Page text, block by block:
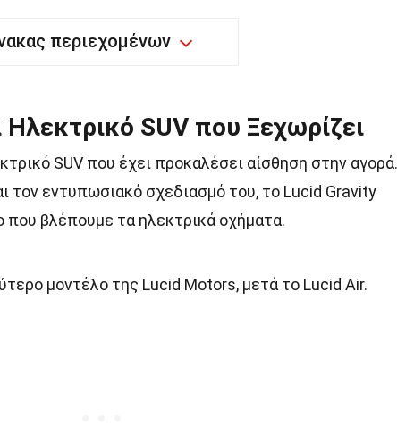
περιεχομένων
SUV που Ξεχωρίζει
SUV που έχει προκαλέσει αίσθηση στην αγορά.
τον εντυπωσιακό σχεδιασμό του, το Lucid Gravity
που βλέπουμε τα ηλεκτρικά οχήματα.
μοντέλο της Lucid Motors, μετά το Lucid Air.